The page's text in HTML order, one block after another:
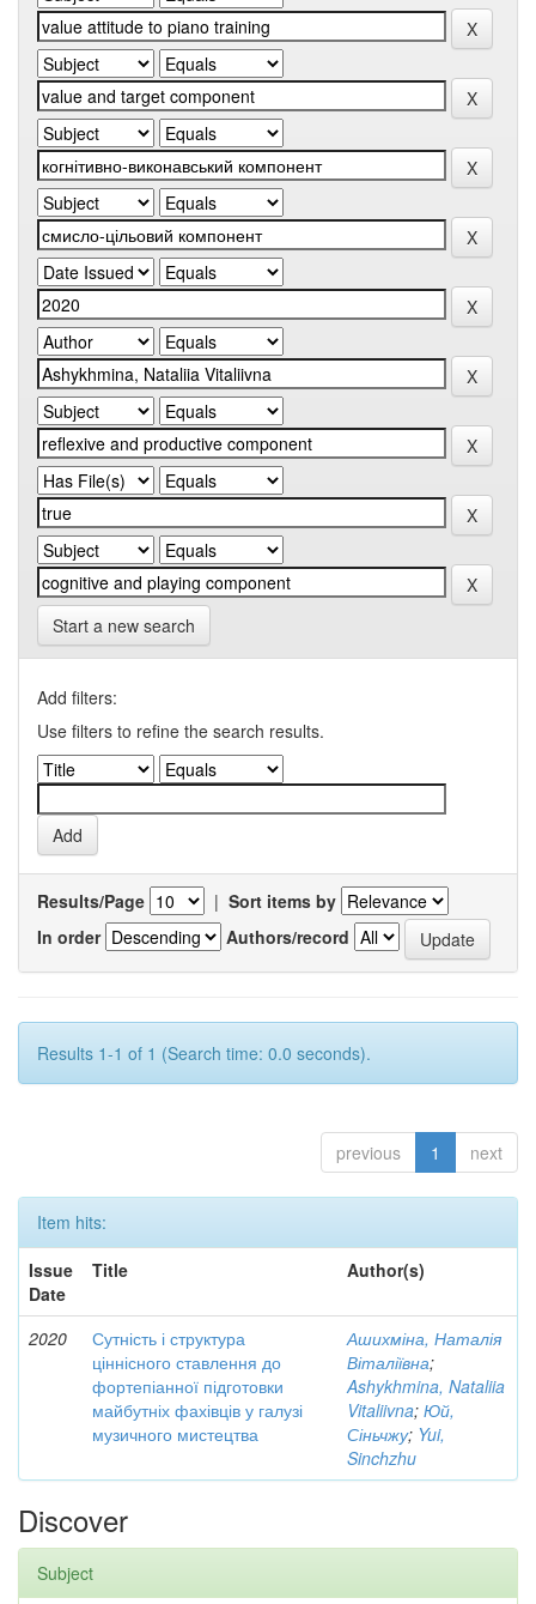
Start a new search
Add filters:
Use filters to refine the search results.
Results/Page | Sort items by
In order
Authors/record
Results 1-1 of 1 (Search time: 0.0 seconds).
previous 1 next
Item hits:
Issue
Date
Title Author(s)
2020
Сутність і структура
ціннісного ставлення до
фортепіанної підготовки
майбутніх фахівців у галузі
музичного мистецтва
Ашихміна, Наталія
Віталіївна;
Ashykhmina, Nataliia
Vitaliivna; Юй,
Сіньчжу; Yui,
Sinchzhu
Discover
Subject